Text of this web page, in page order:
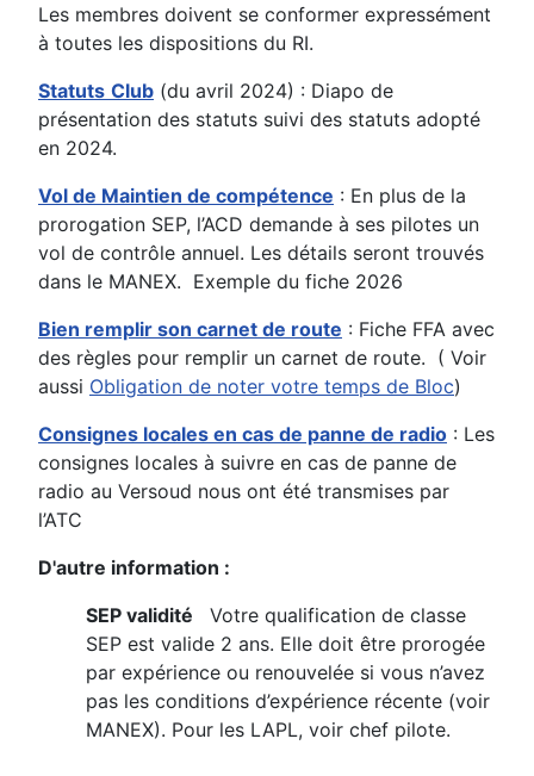
Les membres doivent se conformer expressément
à toutes les dispositions du RI.
Statuts Club (du avril 2024) : Diapo de
présentation des statuts suivi des statuts adopté
en 2024.
Vol de Maintien de compétence : En plus de la
prorogation SEP, l’ACD demande à ses pilotes un
vol de contrôle annuel. Les détails seront trouvés
dans le MANEX. Exemple du fiche 2026
Bien remplir son carnet de route : Fiche FFA avec
des règles pour remplir un carnet de route. ( Voir
aussi Obligation de noter votre temps de Bloc)
Consignes locales en cas de panne de radio : Les
consignes locales à suivre en cas de panne de
radio au Versoud nous ont été transmises par
l’ATC
D'autre information :
SEP validité
Votre qualification de classe
SEP est valide 2 ans. Elle doit être prorogée
par expérience ou renouvelée si vous n’avez
pas les conditions d’expérience récente (voir
MANEX). Pour les LAPL, voir chef pilote.